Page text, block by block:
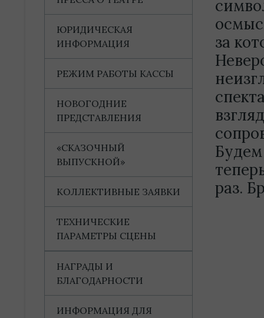
за
Будем
раз.
ЮРИДИЧЕСКАЯ
ИНФОРМАЦИЯ
РЕЖИМ РАБОТЫ КАССЫ
НОВОГОДНИЕ
ПРЕДСТАВЛЕНИЯ
«СКАЗОЧНЫЙ
ВЫПУСКНОЙ»
КОЛЛЕКТИВНЫЕ ЗАЯВКИ
ТЕХНИЧЕСКИЕ
ПАРАМЕТРЫ СЦЕНЫ
НАГРАДЫ И
БЛАГОДАРНОСТИ
ИНФОРМАЦИЯ ДЛЯ